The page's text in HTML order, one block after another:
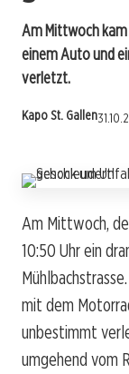
Am Mittwoch kam
einem Auto und
verletzt.
Kapo St. Gallen
Am Mittwoch,
10:50 Uhr ein
mit dem
unbestimmt
umgehend vom